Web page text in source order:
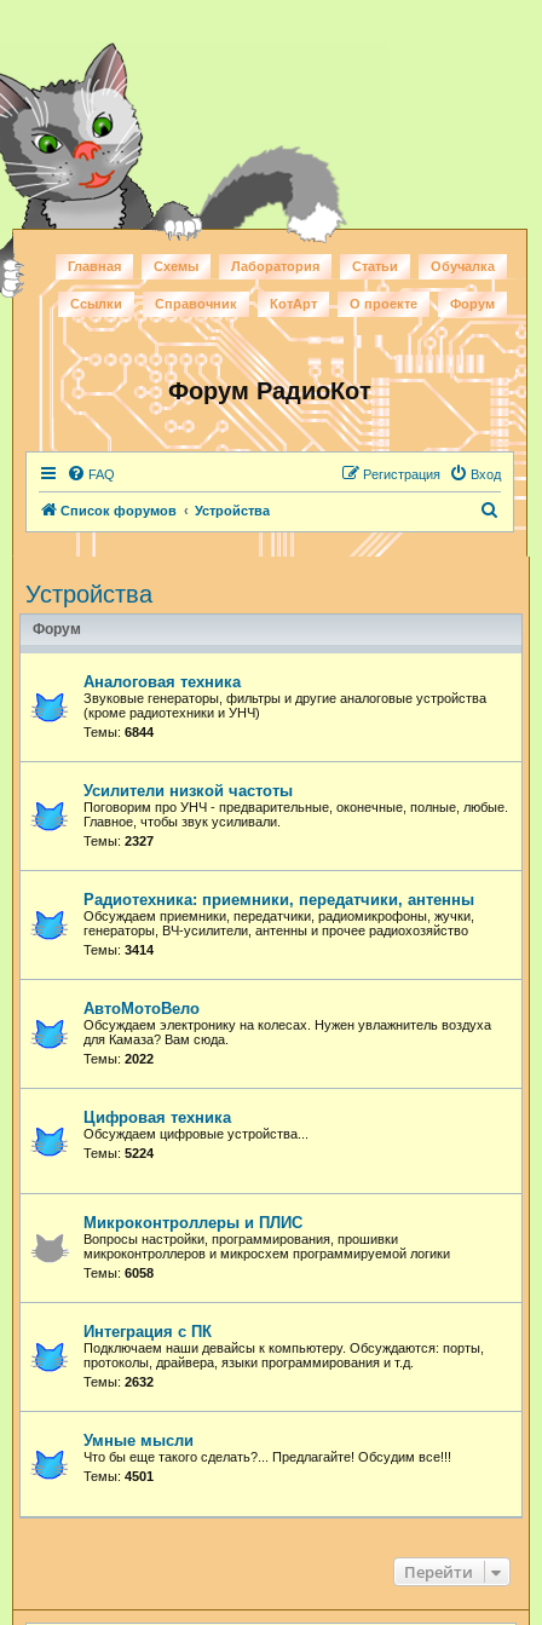
Главная Схемы Лаборатория Статьи Обучалка
Ссылки Справочник КотАрт О проекте Форум
Форум РадиоКот
FAQ Вход
Регистрация
Список форумов Устройства
Устройства
Форум
Аналоговая техника
Звуковые генераторы, фильтры и другие аналоговые устройства
(кроме радиотехники и УНЧ)
Темы: 6844
Усилители низкой частоты
Поговорим про УНЧ - предварительные, оконечные, полные, любые.
Главное, чтобы звук усиливали.
Темы: 2327
Радиотехника: приемники, передатчики, антенны
Обсуждаем приемники, передатчики, радиомикрофоны, жучки,
генераторы, ВЧ-усилители, антенны и прочее радиохозяйство
Темы: 3414
АвтоМотоВело
Обсуждаем электронику на колесах. Нужен увлажнитель воздуха
для Камаза? Вам сюда.
Темы: 2022
Цифровая техника
Обсуждаем цифровые устройства...
Темы: 5224
Микроконтроллеры и ПЛИС
Вопросы настройки, программирования, прошивки
микроконтроллеров и микросхем программируемой логики
Темы: 6058
Интеграция с ПК
Подключаем наши девайсы к компьютеру. Обсуждаются: порты,
протоколы, драйвера, языки программирования и т.д.
Темы: 2632
Умные мысли
Что бы еще такого сделать?... Предлагайте! Обсудим все!!!
Темы: 4501
Перейти